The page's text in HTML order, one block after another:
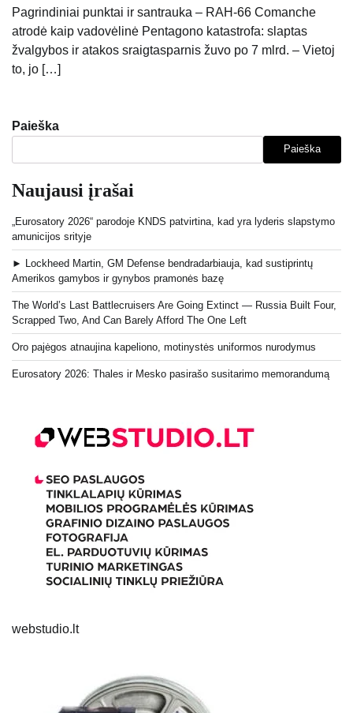
Pagrindiniai punktai ir santrauka – RAH-66 Comanche
atrodė kaip vadovėlinė Pentagono katastrofa: slaptas
žvalgybos ir atakos sraigtasparnis žuvo po 7 mlrd. – Vietoj
to, jo […]
Paieška
Paieška
Naujausi įrašai
„Eurosatory 2026“ parodoje KNDS patvirtina, kad yra lyderis slapstymo
amunicijos srityje
► Lockheed Martin, GM Defense bendradarbiauja, kad sustiprintų
Amerikos gamybos ir gynybos pramonės bazę
The World’s Last Battlecruisers Are Going Extinct — Russia Built Four,
Scrapped Two, And Can Barely Afford The One Left
Oro pajėgos atnaujina kapeliono, motinystės uniformos nurodymus
Eurosatory 2026: Thales ir Mesko pasirašo susitarimo memorandumą
webstudio.lt